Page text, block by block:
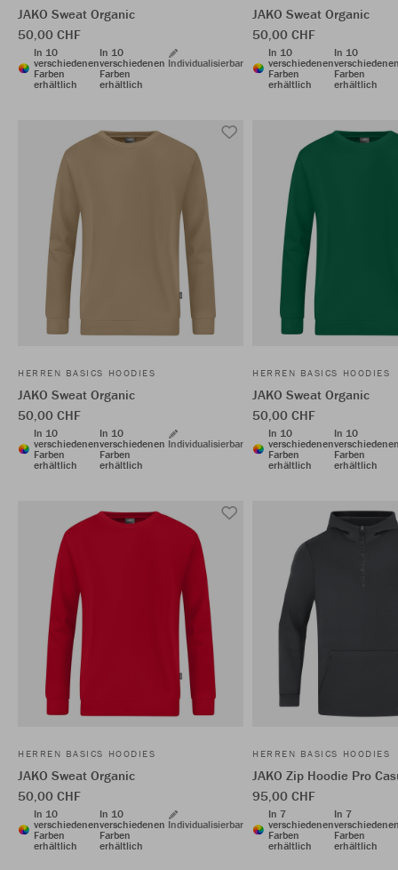
JAKO Sweat Organic
50,00 CHF
In 10
verschiedenen
Farben
erhältlich
In 10
verschiedenen
Farben
erhältlich
Individualisierbar
JAKO Sweat Organic
50,00 CHF
In 10
verschiedenen
Farben
erhältlich
In 10
Farben
erhältlich
HERREN BASICS HOODIES
JAKO Sweat Organic
50,00 CHF
In 10
verschiedenen
Farben
erhältlich
In 10
verschiedenen
Farben
erhältlich
Individualisierbar
HERREN BASICS HOODIES
JAKO Sweat Organic
50,00 CHF
In 10
verschiedenen
Farben
erhältlich
In 10
Farben
erhältlich
HERREN BASICS HOODIES
JAKO Sweat Organic
50,00 CHF
In 10
verschiedenen
Farben
erhältlich
In 10
verschiedenen
Farben
erhältlich
Individualisierbar
HERREN BASICS HOODIES
JAKO Zip Hoodie Pro
95,00 CHF
In 7
verschiedenen
Farben
erhältlich
In 7
Farben
erhältlich